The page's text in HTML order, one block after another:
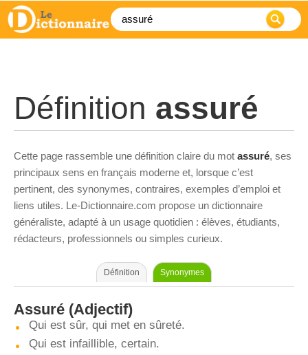
Définition assuré
Cette page rassemble une définition claire du mot assuré, ses
principaux sens en français moderne et, lorsque c’est
pertinent, des synonymes, contraires, exemples d’emploi et
liens utiles. Le-Dictionnaire.com propose un dictionnaire
généraliste, adapté à un usage quotidien : élèves, étudiants,
rédacteurs, professionnels ou simples curieux.
Définition Synonymes
Assuré (Adjectif)
Qui est sûr, qui met en sûreté.
Qui est infaillible, certain.